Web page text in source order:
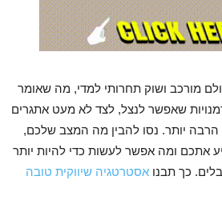
מורכב ושוק תחרותי למדי, מה שאומר
שאפשר לנצל, לצד לא מעט אתגרים
הרבה יותר. נסו להבין מה המצב שלכם,
אתכם ומה אפשר לעשות כדי להיות יותר
כך תבנו אסטרטגיה שיווקית טובה